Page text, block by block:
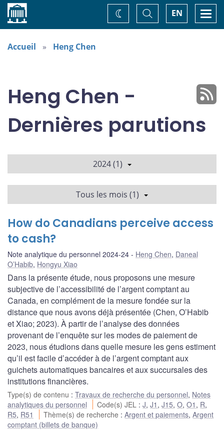
Accueil EN
Basculer
la
recherche
Changez
de
Accueil Heng Chen
Heng Chen -
Dernières parutions
2024 (1)
Tous les mois (1)
How do Canadians perceive access
to cash?
Note analytique du personnel 2024-24 Heng Chen, Daneal
O’Habib, Hongyu Xiao
Dans la présente étude, nous proposons une mesure
subjective de l’accessibilité de l’argent comptant au
Canada, en complément de la mesure fondée sur la
distance que nous avons déjà présentée (Chen, O’Habib
et Xiao; 2023). À partir de l’analyse des données
provenant de l’enquête sur les modes de paiement de
2023, nous étudions dans quelle mesure les gens estiment
qu’il est facile d’accéder à de l’argent comptant aux
guichets automatiques bancaires et aux succursales des
institutions financières.
Type(s) de contenu : Travaux de recherche du personnel, Notes
analytiques du personnel
Code(s) JEL :J,J1 ,J15,O,O1 , R,
R5, R51 Thème(s) de recherche :Argent et paiements,Argent
comptant (billets de banque)